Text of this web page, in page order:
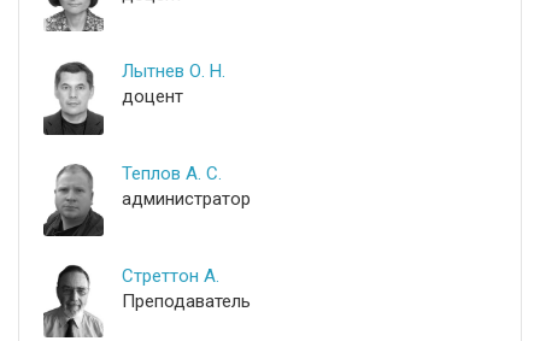
Лытнев О. Н.
доцент
Теплов А. С.
администратор
Стреттон А.
Преподаватель